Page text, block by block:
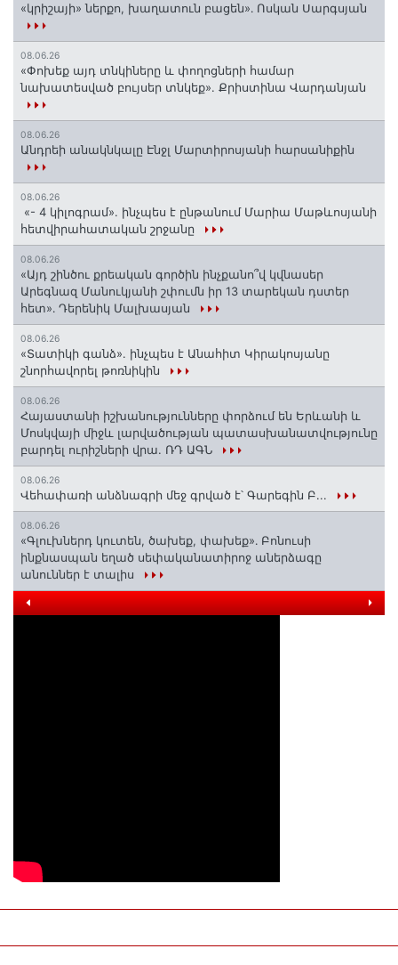
«կրիշայի» ներքո, խաղատուն բացեն»․ Ոսկան Սարգսյան
08.06.26
«Փոխեք այդ տնկիները և փողոցների համար
նախատեսված բույսեր տնկեք». Քրիստինա Վարդանյան
08.06.26
Անդրեի անակնկալը Էնջլ Մարտիրոսյանի հարսանիքին
08.06.26
«- 4 կիլոգրամ». ինչպես է ընթանում Մարիա Մաթևոսյանի
հետվիրահատական շրջանը
08.06.26
«Այդ շինծու քրեական գործին ինչքանո՞վ կվնասեր
Արեգնազ Մանուկյանի շփումն իր 13 տարեկան դստեր
հետ»․ Դերենիկ Մալխասյան
08.06.26
«Տատիկի գանձ». ինչպես է Անահիտ Կիրակոսյանը
շնորհավորել թոռնիկին
08.06.26
Հայաստանի իշխանությունները փորձում են Երևանի և
Մոսկվայի միջև լարվածության պատասխանատվությունը
բարդել ուրիշների վրա. ՌԴ ԱԳՆ
08.06.26
Վեհափառի անձնագրի մեջ գրված է՝ Գարեգին Բ...
08.06.26
«Գլուխներդ կուտեն, ծախեք, փախեք»․ Բոնուսի
ինքնասպան եղած սեփականատիրոջ աներձագը
անուններ է տալիս